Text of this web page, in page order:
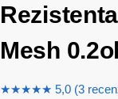
Mesh
★★★★★ 5,0 (3